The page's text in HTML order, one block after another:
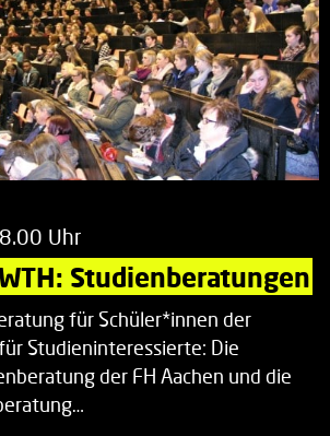
Uhr
Studienberatungen
für Schüler*innen der
Studieninteressierte: Die
der FH Aachen und die